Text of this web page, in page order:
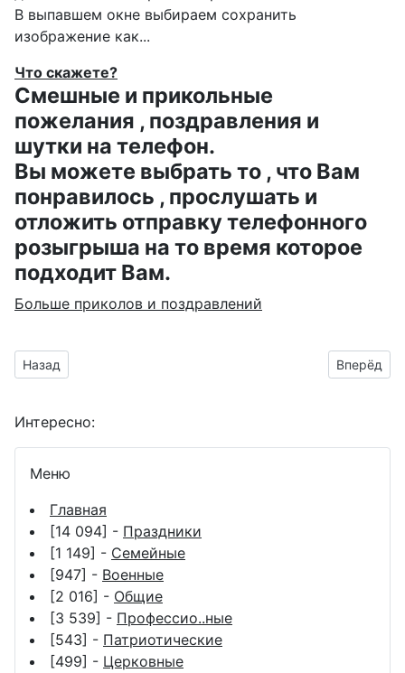
В выпавшем окне выбираем сохранить
изображение как...
Что скажете?
Смешные и прикольные
пожелания , поздравления и
шутки на телефон.
Вы можете выбрать то , что Вам
понравилось , прослушать и
отложить отправку телефонного
розыгрыша на то время которое
подходит Вам.
Больше приколов и поздравлений
Предыдущий материал: Альба, с днём Ангела
Назад Вперёд
Интересно:
Меню
Главная
[14 094] - Праздники
[1 149] - Семейные
[947] - Военные
[2 016] - Общие
[3 539] - Профессио..ные
[543] - Патриотические
[499] - Церковные